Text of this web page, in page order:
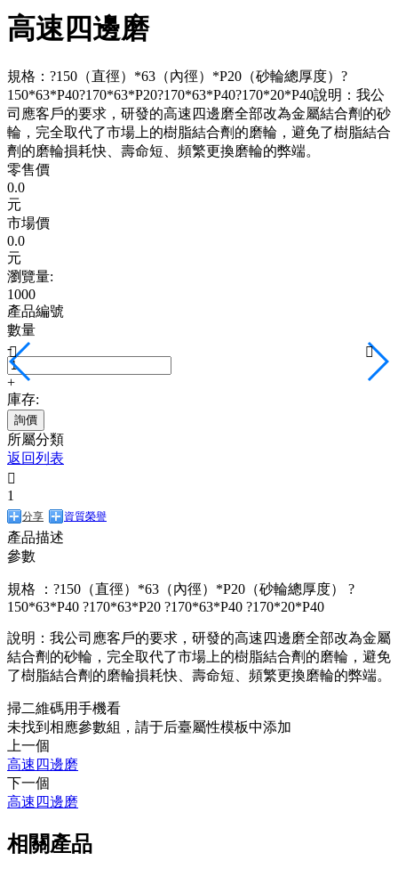
高速四邊磨
規格：?150（直徑）*63（內徑）*P20（砂輪總厚度）?
150*63*P40?170*63*P20?170*63*P40?170*20*P40說明：我公
司應客戶的要求，研發的高速四邊磨全部改為金屬結合劑的砂
輪，完全取代了市場上的樹脂結合劑的磨輪，避免了樹脂結合
劑的磨輪損耗快、壽命短、頻繁更換磨輪的弊端。
零售價
0.0
元
市場價
0.0
元
瀏覽量:
1000
產品編號
數量
-
+
庫存:
詢價
所屬分類
返回列表

1
分享 資質榮譽
產品描述
參數
規格 ：?150（直徑）*63（內徑）*P20（砂輪總厚度） ?
150*63*P40 ?170*63*P20 ?170*63*P40 ?170*20*P40
說明：我公司應客戶的要求，研發的高速四邊磨全部改為金屬
結合劑的砂輪，完全取代了市場上的樹脂結合劑的磨輪，避免
了樹脂結合劑的磨輪損耗快、壽命短、頻繁更換磨輪的弊端。
掃二維碼用手機看
未找到相應參數組，請于后臺屬性模板中添加
上一個
高速四邊磨
下一個
高速四邊磨
相關產品
 